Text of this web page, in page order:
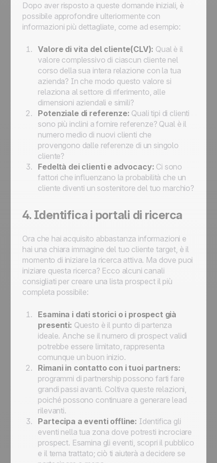
Dopo aver risposto a queste domande iniziali, è
possibile approfondire ulteriormente con
informazioni più dettagliate, come ad esempio:
Valore di vita del cliente(CLV): Qual è il
valore complessivo di ciascun cliente nel
corso della sua intera relazione con la tua
azienda? In che modo questo valore si
relaziona al settore di riferimento, alle
dimensioni aziendali e simili?
Potenziale di referenze: Quali tipi di clienti
sono più inclini a fornire referenze? Qual è il
numero medio di nuovi clienti che
provengono dalle referenze di un singolo
cliente?
Fedeltà dei clienti e advocacy: Ci sono
fattori che influenzano la probabilità che un
cliente diventi un sostenitore del tuo marchio?
4. Identifica i portali di ricerca
Ora che hai acquisito abbastanza informazioni e
hai una chiara immagine del tuo cliente target, è il
momento di iniziare la ricerca attiva. Ma dove puoi
iniziare questa ricerca? Ecco alcuni canali
consigliati per creare una lista prospect il più
completa possibile:
Esamina i dati storici o i prospect già
presenti: Questo è il punto di partenza
ideale. Anche se il numero di prospect validi
potrebbe essere limitato, rappresenta
comunque un buon inizio.
Rimani in contatto con i tuoi partners:
programmi di partnership possono farti fare
grandi passi avanti. Coltiva queste relazioni,
poiché possono continuare a generare lead
rilevanti.
Partecipa a eventi offline: Identifica gli
eventi nella tua zona dove potresti incrociare
prospect. Esamina gli eventi, scopri il pubblico
e il tema trattato; ciò ti aiuterà a decidere se